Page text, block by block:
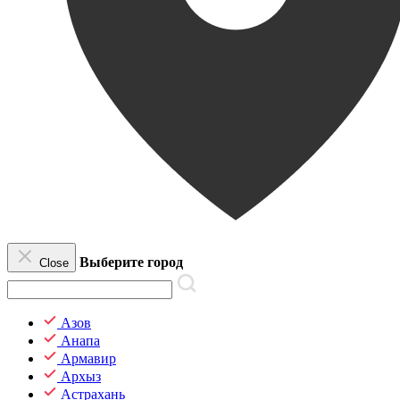
Close Выберите город
Азов
Анапа
Армавир
Архыз
Астрахань